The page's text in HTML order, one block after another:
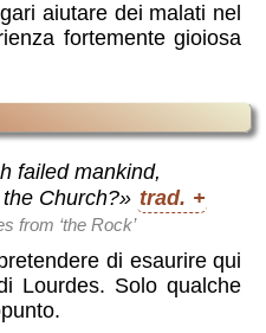
aiutare dei malati nel
fortemente gioiosa
failed mankind,
Church?» trad.
from ‘the Rock’
di esaurire qui
Lourdes. Solo qualche